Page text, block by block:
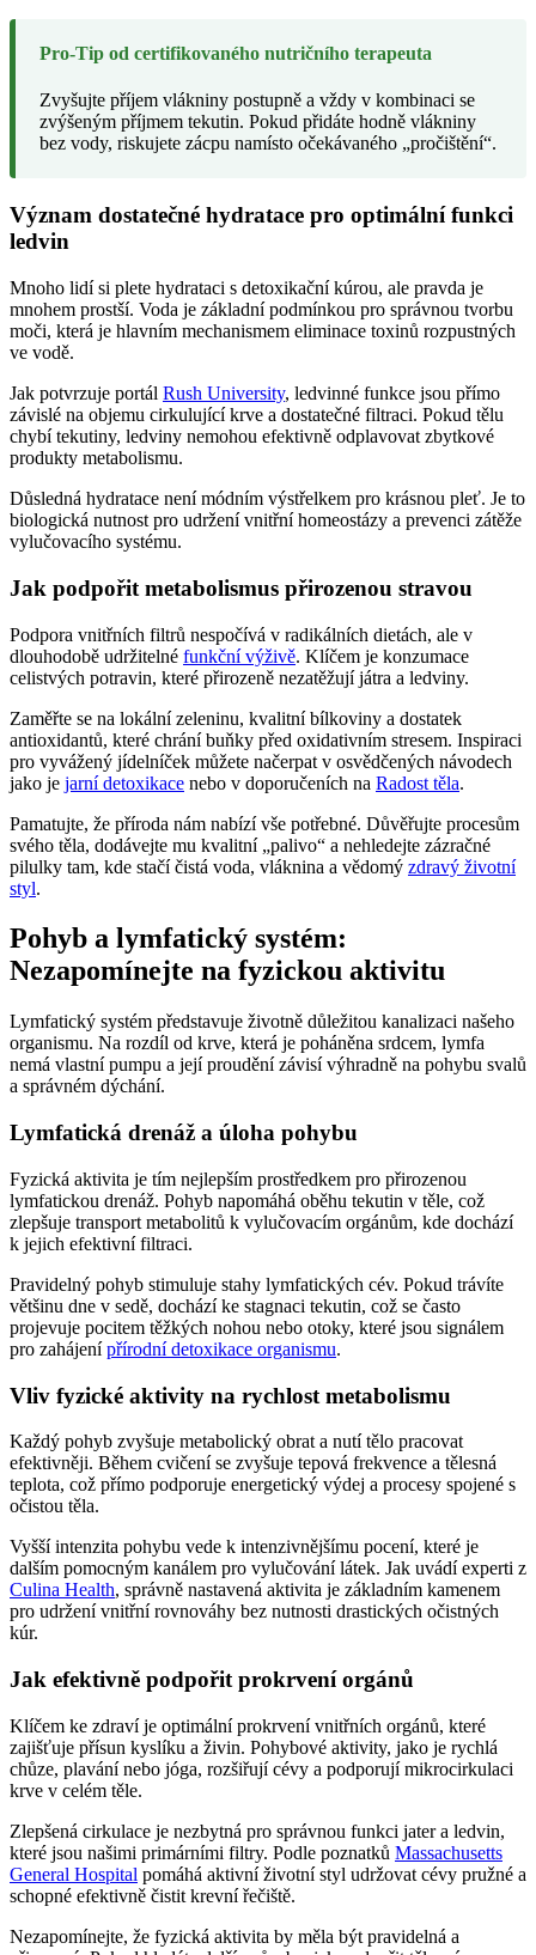
Pro-Tip od certifikovaného nutričního terapeuta
Zvyšujte příjem vlákniny postupně a vždy v kombinaci se
zvýšeným příjmem tekutin. Pokud přidáte hodně vlákniny
bez vody, riskujete zácpu namísto očekávaného „pročištění“.
Význam dostatečné hydratace pro optimální funkci
ledvin
Mnoho lidí si plete hydrataci s detoxikační kúrou, ale pravda je
mnohem prostší. Voda je základní podmínkou pro správnou tvorbu
moči, která je hlavním mechanismem eliminace toxinů rozpustných
ve vodě.
Jak potvrzuje portál Rush University, ledvinné funkce jsou přímo
závislé na objemu cirkulující krve a dostatečné filtraci. Pokud tělu
chybí tekutiny, ledviny nemohou efektivně odplavovat zbytkové
produkty metabolismu.
Důsledná hydratace není módním výstřelkem pro krásnou pleť. Je to
biologická nutnost pro udržení vnitřní homeostázy a prevenci zátěže
vylučovacího systému.
Jak podpořit metabolismus přirozenou stravou
Podpora vnitřních filtrů nespočívá v radikálních dietách, ale v
dlouhodobě udržitelné funkční výživě. Klíčem je konzumace
celistvých potravin, které přirozeně nezatěžují játra a ledviny.
Zaměřte se na lokální zeleninu, kvalitní bílkoviny a dostatek
antioxidantů, které chrání buňky před oxidativním stresem. Inspiraci
pro vyvážený jídelníček můžete načerpat v osvědčených návodech
jako je jarní detoxikace nebo v doporučeních na Radost těla.
Pamatujte, že příroda nám nabízí vše potřebné. Důvěřujte procesům
svého těla, dodávejte mu kvalitní „palivo“ a nehledejte zázračné
pilulky tam, kde stačí čistá voda, vláknina a vědomý zdravý životní
styl.
Pohyb a lymfatický systém:
Nezapomínejte na fyzickou aktivitu
Lymfatický systém představuje životně důležitou kanalizaci našeho
organismu. Na rozdíl od krve, která je poháněna srdcem, lymfa
nemá vlastní pumpu a její proudění závisí výhradně na pohybu svalů
a správném dýchání.
Lymfatická drenáž a úloha pohybu
Fyzická aktivita je tím nejlepším prostředkem pro přirozenou
lymfatickou drenáž. Pohyb napomáhá oběhu tekutin v těle, což
zlepšuje transport metabolitů k vylučovacím orgánům, kde dochází
k jejich efektivní filtraci.
Pravidelný pohyb stimuluje stahy lymfatických cév. Pokud trávíte
většinu dne v sedě, dochází ke stagnaci tekutin, což se často
projevuje pocitem těžkých nohou nebo otoky, které jsou signálem
pro zahájenípřírodní detoxikace organismu.
Vliv fyzické aktivity na rychlost metabolismu
Každý pohyb zvyšuje metabolický obrat a nutí tělo pracovat
efektivněji. Během cvičení se zvyšuje tepová frekvence a tělesná
teplota, což přímo podporuje energetický výdej a procesy spojené s
očistou těla.
Vyšší intenzita pohybu vede k intenzivnějšímu pocení, které je
dalším pomocným kanálem pro vylučování látek. Jak uvádí experti z
Culina Health, správně nastavená aktivita je základním kamenem
pro udržení vnitřní rovnováhy bez nutnosti drastických očistných
kúr.
Jak efektivně podpořit prokrvení orgánů
Klíčem ke zdraví je optimální prokrvení vnitřních orgánů, které
zajišťuje přísun kyslíku a živin. Pohybové aktivity, jako je rychlá
chůze, plavání nebo jóga, rozšiřují cévy a podporují mikrocirkulaci
krve v celém těle.
Zlepšená cirkulace je nezbytná pro správnou funkci jater a ledvin,
které jsou našimi primárními filtry. Podle poznatků Massachusetts
General Hospital pomáhá aktivní životní styl udržovat cévy pružné a
schopné efektivně čistit krevní řečiště.
Nezapomínejte, že fyzická aktivita by měla být pravidelná a